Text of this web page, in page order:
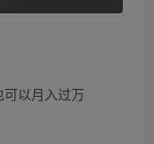
以月入过万